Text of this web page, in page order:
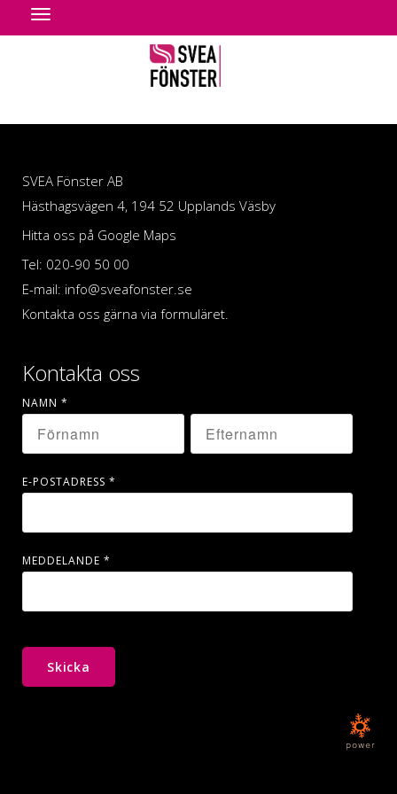
Toggle
navigation
SVEA Fönster AB
Hästhagsvägen 4, 194 52 Upplands Väsby
Hitta oss på Google Maps
Tel: 020-90 50 00
E-mail: info@sveafonster.se
Kontakta oss gärna via formuläret.
Kontakta oss
NAMN *
E-POSTADRESS *
MEDDELANDE *